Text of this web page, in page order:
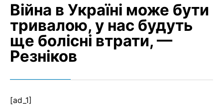
Війна в Україні може бути
тривалою, у нас будуть
ще болісні втрати, —
Резніков
[ad_1]